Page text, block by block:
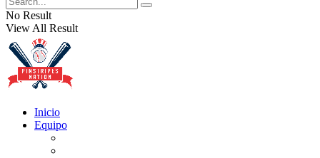
No Result
View All Result
Inicio
Equipo